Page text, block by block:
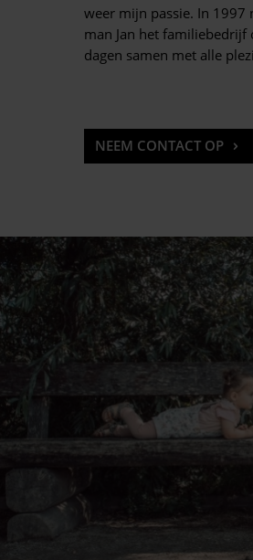
weer mijn passie. In 1997
man Jan het
dagen samen met alle
NEEM CONTACT OP